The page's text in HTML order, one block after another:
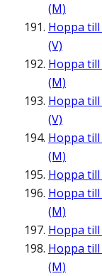
(M)
Hoppa till
(V)
Hoppa till
(M)
Hoppa till
(V)
Hoppa till
(M)
Hoppa till
Hoppa till
(M)
Hoppa till
Hoppa till
(M)